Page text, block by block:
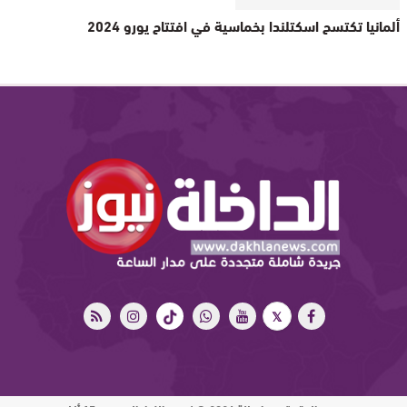
ألمانيا تكتسح اسكتلندا بخماسية في افتتاح يورو 2024